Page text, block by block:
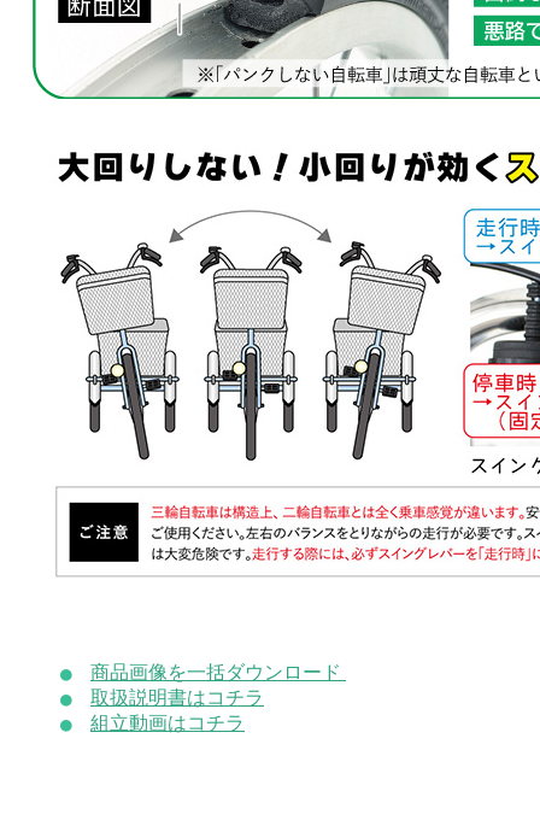
商品画像を一括ダウンロード
取扱説明書はコチラ
組立動画はコチラ